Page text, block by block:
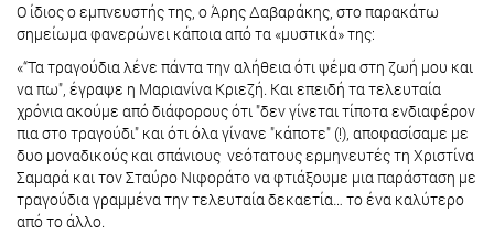
Ο ίδιος ο εμπνευστής της, ο Άρης Δαβαράκης, στο παρακάτω
σημείωμα φανερώνει κάποια από τα «μυστικά» της:
«“Τα τραγούδια λένε πάντα την αλήθεια ότι ψέμα στη ζωή μου και
να πω", έγραψε η Μαριανίνα Κριεζή. Και επειδή τα τελευταία
χρόνια ακούμε από διάφορους ότι "δεν γίνεται τίποτα ενδιαφέρον
πια στο τραγούδι" και ότι όλα γίνανε "κάποτε" (!), αποφασίσαμε με
δυο μοναδικούς και σπάνιους νεότατους ερμηνευτές τη Χριστίνα
Σαμαρά και τον Σταύρο Νιφοράτο να φτιάξουμε μια παράσταση με
τραγούδια γραμμένα την τελευταία δεκαετία… το ένα καλύτερο
από το άλλο.